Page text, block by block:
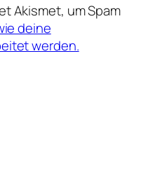
Akismet, um Spam
deine
werden.